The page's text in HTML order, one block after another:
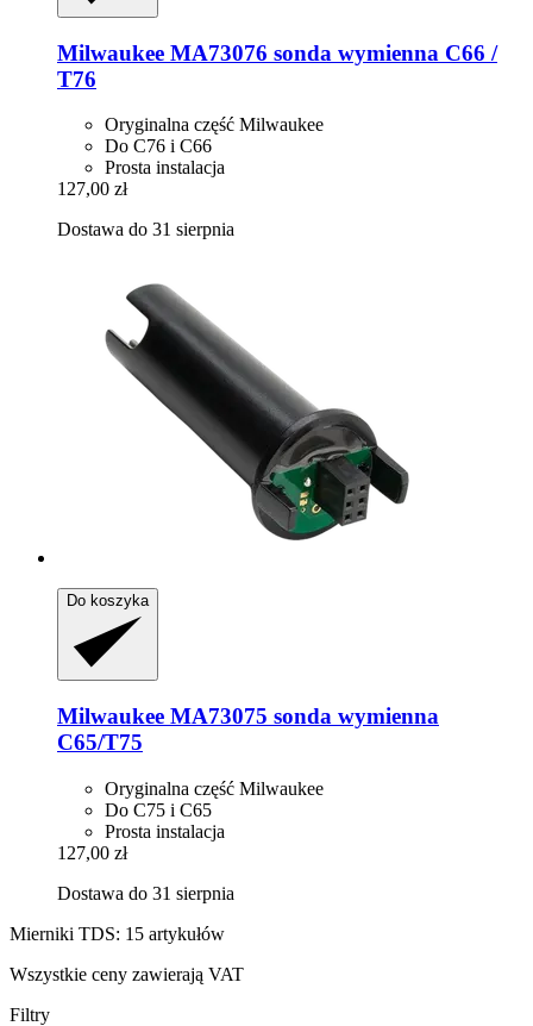
Milwaukee MA73076 sonda wymienna C66 /
T76
Oryginalna część Milwaukee
Do C76 i C66
Prosta instalacja
127,00 zł
Dostawa do 31 sierpnia
Do koszyka
Milwaukee MA73075 sonda wymienna
C65/T75
Oryginalna część Milwaukee
Do C75 i C65
Prosta instalacja
127,00 zł
Dostawa do 31 sierpnia
Mierniki TDS: 15 artykułów
Wszystkie ceny zawierają VAT
Filtry